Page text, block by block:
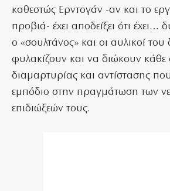
καθεστώς Ερντογάν -αν και το
προβιά- έχει αποδείξει ότι έχει…
ο «σουλτάνος» και οι αυλικοί του
φυλακίζουν και να διώκουν
διαμαρτυρίας και αντίστασης που
εμπόδιο στην πραγμάτωση των
επιδιώξεών τους.